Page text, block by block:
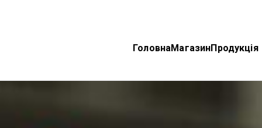
ГоловнаМагазинПродукція